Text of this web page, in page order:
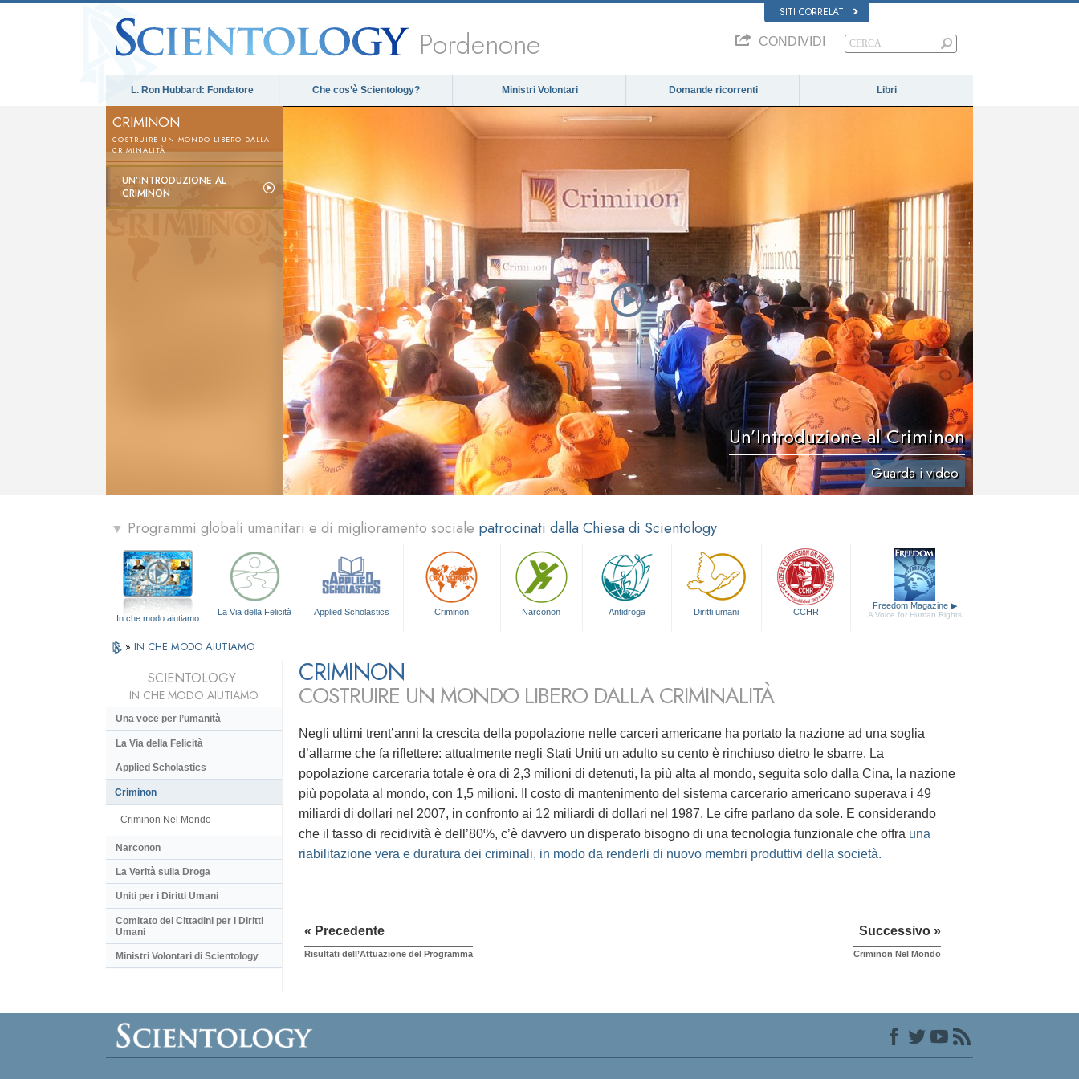
SITI CORRELATI
Pordenone CONDIVIDI
L. Ron Hubbard: Fondatore Che cos’è Scientology? Ministri Volontari Domande ricorrenti Libri
CRIMINON
COSTRUIRE UN MONDO LIBERO DALLA
CRIMINALITÀ
UN’INTRODUZIONE AL
CRIMINON
Un’Introduzione al Criminon
Guarda i video
▼ Programmi globali umanitari e di miglioramento sociale patrocinati dalla Chiesa di Scientology
In che modo aiutiamo
La Via della Felicità Applied Scholastics Criminon Narconon Antidroga Diritti umani CCHR
Freedom Magazine ▶
A Voice for Human Rights
» IN CHE MODO AIUTIAMO
CRIMINON
COSTRUIRE UN MONDO LIBERO DALLA CRIMINALITÀ
Negli ultimi trent’anni la crescita della popolazione nelle carceri americane ha portato la nazione ad una soglia
d’allarme che fa riflettere: attualmente negli Stati Uniti un adulto su cento è rinchiuso dietro le sbarre. La
popolazione carceraria totale è ora di 2,3 milioni di detenuti, la più alta al mondo, seguita solo dalla Cina, la nazione
più popolata al mondo, con 1,5 milioni. Il costo di mantenimento del sistema carcerario americano superava i 49
miliardi di dollari nel 2007, in confronto ai 12 miliardi di dollari nel 1987. Le cifre parlano da sole. E considerando
che il tasso di recidività è dell’80%, c’è davvero un disperato bisogno di una tecnologia funzionale che offra una
riabilitazione vera e duratura dei criminali, in modo da renderli di nuovo membri produttivi della società.
« Precedente
Risultati dell’Attuazione del Programma
Successivo »
Criminon Nel Mondo
SCIENTOLOGY:
IN CHE MODO AIUTIAMO
Una voce per l’umanità
La Via della Felicità
Applied Scholastics
Criminon
Criminon Nel Mondo
Narconon
La Verità sulla Droga
Uniti per i Diritti Umani
Comitato dei Cittadini per i Diritti
Umani
Ministri Volontari di Scientology